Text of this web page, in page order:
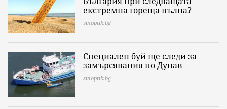
екстремна гореща вълна?
sinoptik.bg
Специален буй ще следи за
замърсявания по Дунав
sinoptik.bg